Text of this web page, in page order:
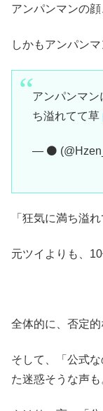
アンパンマンの顔
しかもアンパン
アンパンマ
ち溢れてて草
— ⚫
「狂気に満ち溢れ
元ツイよりも、
全体的に、否定的
そして、「公式
た迷惑そうな声も